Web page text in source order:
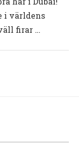
i världens
firar …